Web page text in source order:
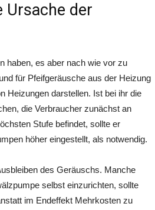
Ursache der
haben, es aber nach wie vor zu
für Pfeifgeräusche aus der Heizung
Heizungen darstellen. Ist bei ihr die
die Verbraucher zunächst an
Stufe befindet, sollte er
höher eingestellt, als notwendig.
des Geräuschs. Manche
selbst einzurichten, sollte
im Endeffekt Mehrkosten zu